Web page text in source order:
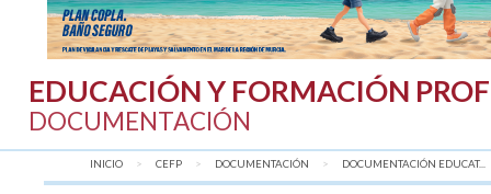
EDUCACIÓN Y FORMACIÓN
DOCUMENTACIÓN
INICIO CEFP DOCUMENTACIÓN DOCUMENTACIÓN EDUCAT...